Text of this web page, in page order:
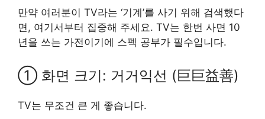
만약 여러분이 TV라는 ‘기계’를 사기 위해 검색했다
면, 여기서부터 집중해 주세요. TV는 한번 사면 10
년을 쓰는 가전이기에 스펙 공부가 필수입니다.
① 화면 크기: 거거익선 (巨巨益善)
TV는 무조건 큰 게 좋습니다.